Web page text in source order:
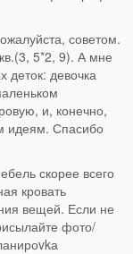
советом.
5*2, 9). А мне
деток: девочка
и, конечно,
идеям. Спасибо
скорее всего
кровать
вещей. Если не
фото/